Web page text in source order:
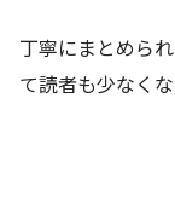
丁寧にまとめら
て読者も少なくな